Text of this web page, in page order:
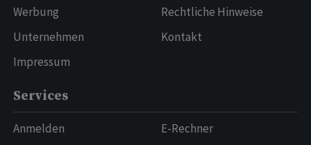
Werbung
Unternehmen
Impressum
Rechtliche Hinweise
Kontakt
Services
Anmelden
E-Rechner